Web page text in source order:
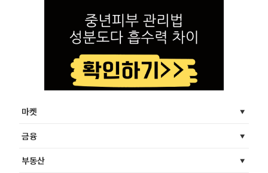
마켓
금융
부동산